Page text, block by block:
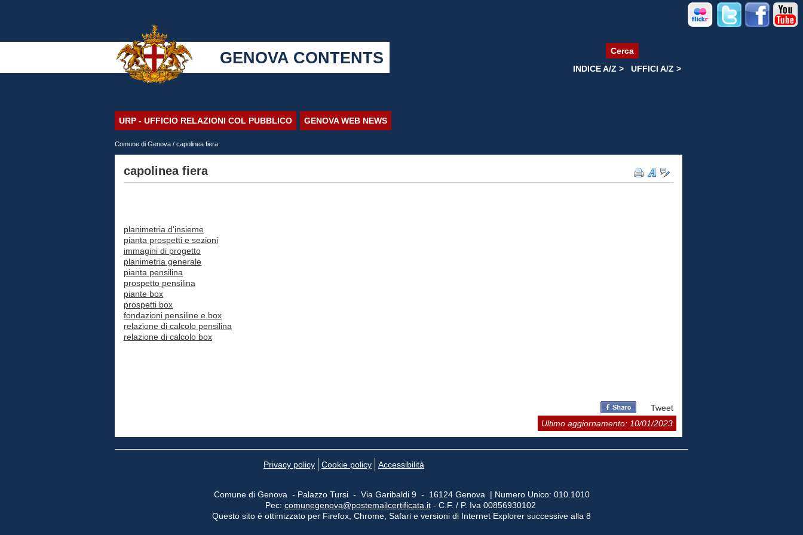
GENOVA CONTENTS
Cerca
INDICE A/Z >
UFFICI A/Z >
URP - UFFICIO RELAZIONI COL PUBBLICO GENOVA WEB NEWS
Comune di Genova / capolinea fiera
capolinea fiera
planimetria d'insieme
pianta prospetti e sezioni
immagini di progetto
planimetria generale
pianta pensilina
prospetto pensilina
piante box
prospetti box
fondazioni pensiline e box
relazione di calcolo pensilina
relazione di calcolo box
Tweet
Ultimo aggiornamento: 10/01/2023
Privacy policy Cookie policy Accessibilità
Comune di Genova - Palazzo Tursi - Via Garibaldi 9 - 16124 Genova | Numero Unico: 010.1010
Pec: comunegenova@postemailcertificata.it- C.F. / P. Iva 00856930102
Questo sito è ottimizzato per Firefox, Chrome, Safari e versioni di Internet Explorer successive alla 8